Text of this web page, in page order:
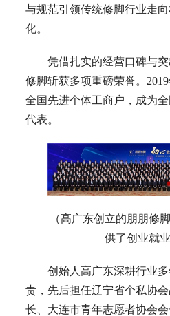
与规范引领传统修脚行业走
化。
凭借扎实的经营口碑与
修脚斩获多项重磅荣誉。
全国先进个体工商户，成为
代表。
（高广东创立的朋朋修
供了创业就业
创始人高广东深耕行业
责，先后担任辽宁省个私协
长、大连市青年志愿者协会